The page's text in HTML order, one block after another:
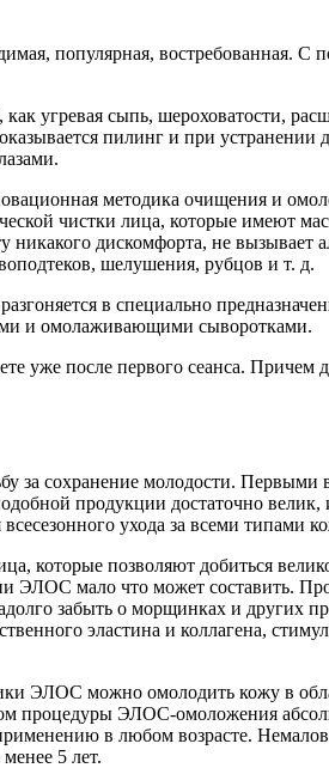
популярная, востребованная.
угревая сыпь, шероховатости,
пилинг и при устранении
методика очищения и
чистки лица, которые имеют
дискомфорта, не вызывает
шелушения, рубцов и т. д.
в специально
и омолаживающими сыворотками.
уже после первого сеанса. Причем
сохранение молодости. Первыми в
продукции достаточно
ухода за всеми типами
которые позволяют добиться
ЭЛОС мало что может составить.
забыть о морщинках и других
эластина и коллагена,
ЭЛОС можно омолодить кожу в
процедуры ЭЛОС-омоложения
в любом возрасте.
5 лет.